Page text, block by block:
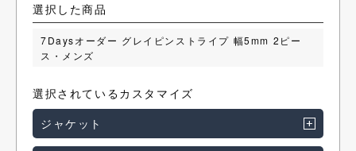
選択した商品
7Daysオーダー グレイピンストライプ 幅5mm 2ピー
ス・メンズ
選択されているカスタマイズ
ジャケット